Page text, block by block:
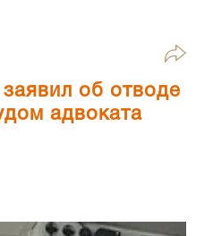
об отводе
адвоката